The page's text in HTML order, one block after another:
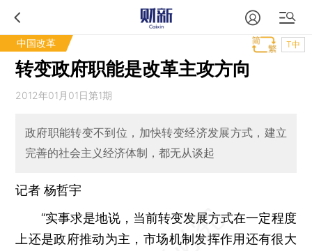
中国改革 T中
转变政府职能是改革主攻方向
2012年01月01日第1期
政府职能转变不到位，加快转变经济发展方式，建立
完善的社会主义经济体制，都无从谈起
记者 杨哲宇
“实事求是地说，当前转变发展方式在一定程度
上还是政府推动为主，市场机制发挥作用还有很大